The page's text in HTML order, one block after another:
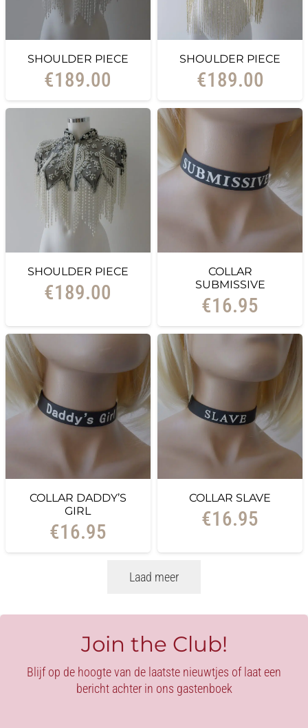
SHOULDER PIECE
€189.00
SHOULDER PIECE
€189.00
SHOULDER PIECE
€189.00
COLLAR
SUBMISSIVE
€16.95
COLLAR DADDY’S
GIRL
€16.95
COLLAR SLAVE
€16.95
Laad meer
Join the Club!
Blijf op de hoogte van de laatste nieuwtjes of laat een
bericht achter in ons gastenboek